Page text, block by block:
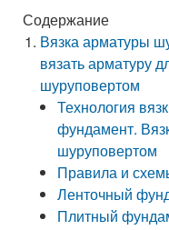
Содержание
Вязка арматуры
вязать арматуру
шуруповертом
Технология
фундамент.
шуруповертом
Правила и
Ленточный
Плитный